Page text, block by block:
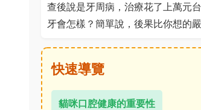
查後說是牙周病，治療花了上萬元
牙會怎樣？簡單說，後果比你想的
快速導覽
貓咪口腔健康的重要性